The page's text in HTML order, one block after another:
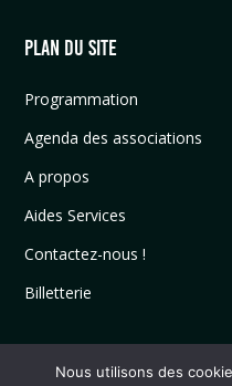
PLAN DU SITE
Programmation
Agenda des associations
A propos
Aides Services
Contactez-nous !
Billetterie
Nous utilisons des